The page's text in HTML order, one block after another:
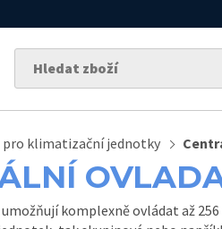
pro klimatizační jednotky
komplexně ovládat až